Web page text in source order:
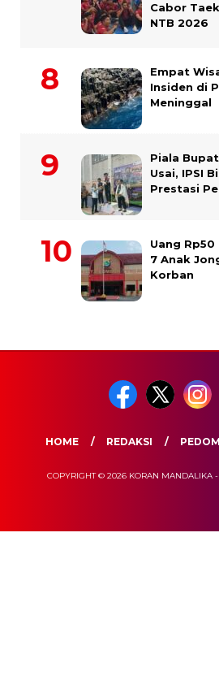
Cabor
NTB 2026
Empat
Insiden di
Meninggal
Piala
Usai, IPSI
Prestasi
Uang Rp50
7 Anak
Korban
HOME REDAKSI
COPYRIGHT © 2026 KORAN MANDALIKA